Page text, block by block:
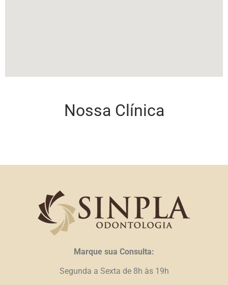
Nossa Clínica
Marque sua Consulta:
Segunda a Sexta de 8h às 19h